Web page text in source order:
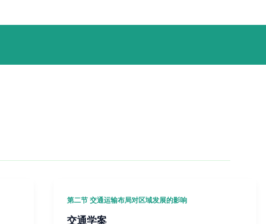
第二节 交通运输布局对区域发展的影响
交通学案